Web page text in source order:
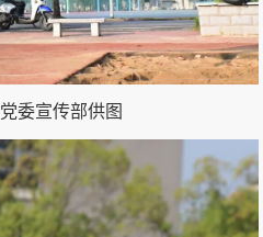
党委宣传部供图